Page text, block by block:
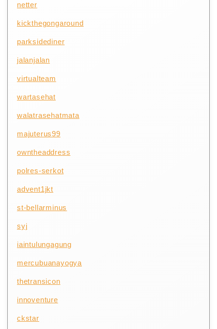
netter
kickthegongaround
parksidediner
jalanjalan
virtualteam
wartasehat
walatrasehatmata
majuterus99
owntheaddress
polres-serkot
advent1jkt
st-bellarminus
syj
iaintulungagung
mercubuanayogya
thetransicon
innoventure
ckstar